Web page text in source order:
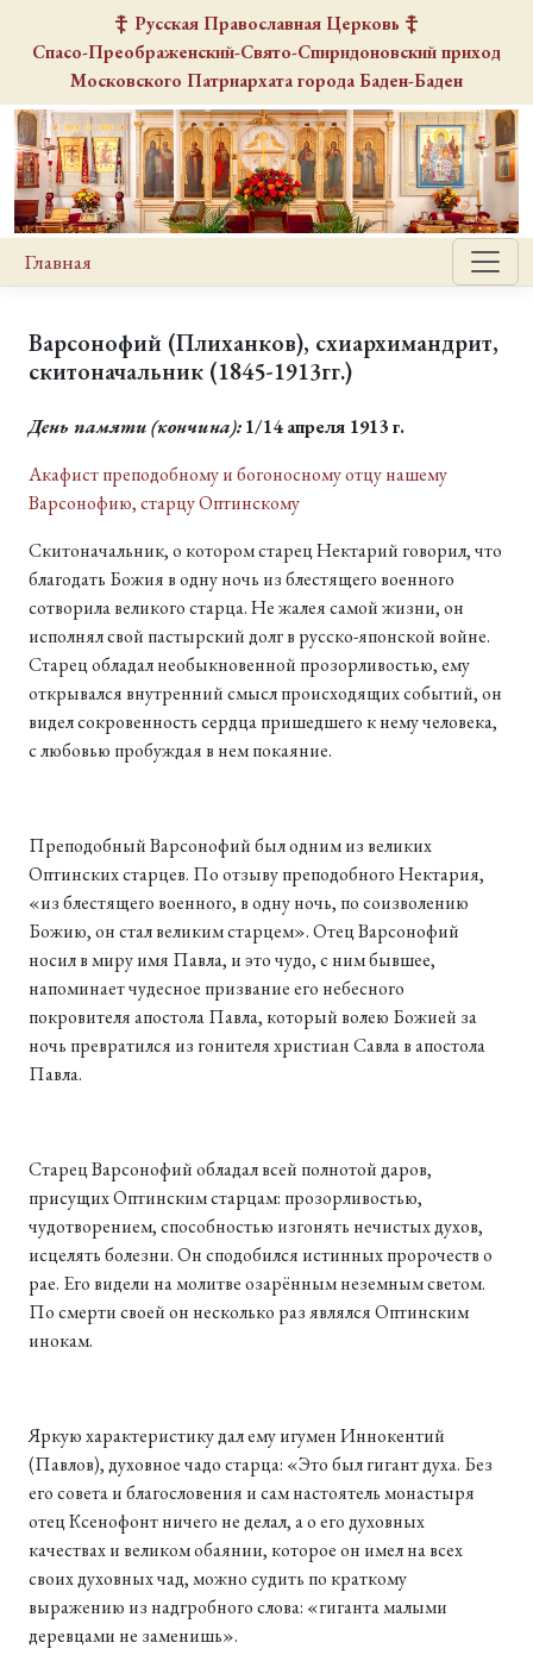
Русская Православная Церковь
Спасо-Преображенский-Свято-Спиридоновский приход
Московского Патриархата города Баден-Баден
Главная
Варсонофий (Плиханков), схиархимандрит,
скитоначальник (1845-1913гг.)
День памяти(кончина):1/14 апреля 1913 г.
Акафист преподобному и богоносному отцу нашему
Варсонофию, старцу Оптинскому
Скитоначальник, о котором старец Нектарий говорил, что
благодать Божия в одну ночь из блестящего военного
сотворила великого старца. Не жалея самой жизни, он
исполнял свой пастырский долг в русско-японской войне.
Старец обладал необыкновенной прозорливостью, ему
открывался внутренний смысл происходящих событий, он
видел сокровенность сердца пришедшего к нему человека,
с любовью пробуждая в нем покаяние.
Преподобный Варсонофий был одним из великих
Оптинских старцев. По отзыву преподобного Нектария,
«из блестящего военного, в одну ночь, по соизволению
Божию, он стал великим старцем». Отец Варсонофий
носил в миру имя Павла, и это чудо, с ним бывшее,
напоминает чудесное призвание его небесного
покровителя апостола Павла, который волею Божией за
ночь превратился из гонителя христиан Савла в апостола
Павла.
Старец Варсонофий обладал всей полнотой даров,
присущих Оптинским старцам: прозорливостью,
чудотворением, способностью изгонять нечистых духов,
исцелять болезни. Он сподобился истинных пророчеств о
рае. Его видели на молитве озарённым неземным светом.
По смерти своей он несколько раз являлся Оптинским
инокам.
Яркую характеристику дал ему игумен Иннокентий
(Павлов), духовное чадо старца: «Это был гигант духа. Без
его совета и благословения и сам настоятель монастыря
отец Ксенофонт ничего не делал, а о его духовных
качествах и великом обаянии, которое он имел на всех
своих духовных чад, можно судить по краткому
выражению из надгробного слова: «гиганта малыми
деревцами не заменишь».